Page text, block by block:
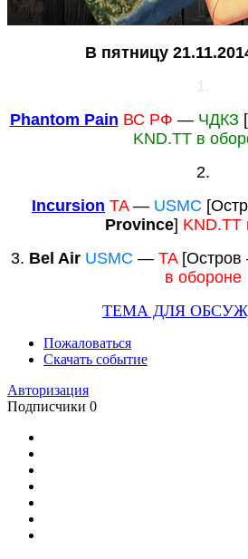
В пятницу
1.
Phantom Pain ВС РФ — ЧДКЗ
KND.TT в
2.
Incursion TA — USMC
Province] KND.TT
3. Bel Air USMC — TA
в обороне
ТЕМА ДЛЯ
Пожаловаться
Скачать событие
Авторизация
Подписчики 0